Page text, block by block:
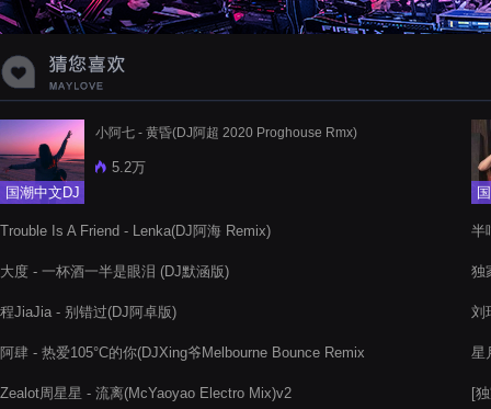
国潮中文DJ
小阿七 - 黄昏(DJ阿超 2020 Proghouse Rmx)
5.2万
Trouble Is A Friend - Lenka(DJ阿海 Remix)
大度 - 一杯酒一半是眼泪 (DJ默涵版)
程JiaJia - 别错过(DJ阿卓版)
阿肆 - 热爱105°C的你(DJXing爷Melbourne Bounce Remix
Zealot周星星 - 流离(McYaoyao Electro Mix)v2
半
独
刘
星
[